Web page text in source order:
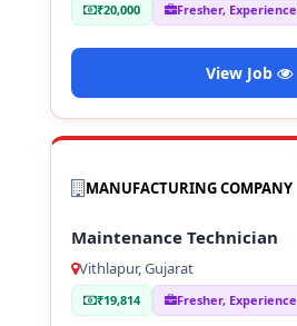
₹20,000 Fresher, Experience
View Job
MANUFACTURING COMPANY
Maintenance Technician
Vithlapur, Gujarat
₹19,814 Fresher, Experience